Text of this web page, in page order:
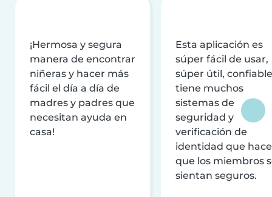
¡Hermosa y segura
manera de encontrar
niñeras y hacer más
fácil el día a día de
madres y padres que
necesitan ayuda en
casa!
Esta aplicación es
súper fácil de usar,
súper útil,
tiene muchos
sistemas de
seguridad y
verificación de
identidad que
que los miembros
sientan seguros.